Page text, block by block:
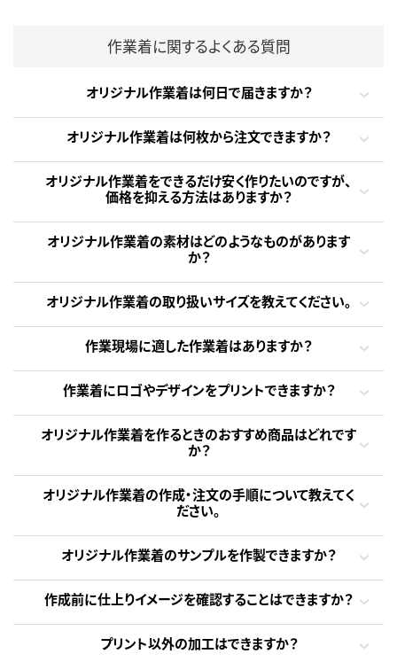
作業着に関するよくある質問
オリジナル作業着は何日で届きますか？
オリジナル作業着は何枚から注文できますか？
オリジナル作業着をできるだけ安く作りたいのですが、
価格を抑える方法はありますか？
オリジナル作業着の素材はどのようなものがあります
か？
オリジナル作業着の取り扱いサイズを教えてください。
作業現場に適した作業着はありますか？
作業着にロゴやデザインをプリントできますか？
オリジナル作業着を作るときのおすすめ商品はどれです
か？
オリジナル作業着の作成・注文の手順について教えてく
ださい。
オリジナル作業着のサンプルを作製できますか？
作成前に仕上りイメージを確認することはできますか？
プリント以外の加工はできますか？